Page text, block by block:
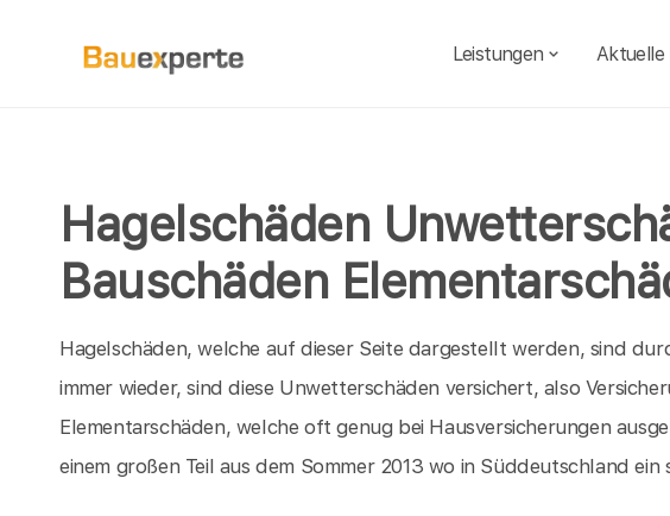
Leistungen Aktuelle
Hagelschäden
Bauschäden
Hagelschäden, welche auf dieser Seite dargestellt werden, sind
immer wieder, sind diese Unwetterschäden versichert, also
Elementarschäden, welche oft genug bei Hausversicherungen
einem großen Teil aus dem Sommer 2013 wo in Süddeutschland